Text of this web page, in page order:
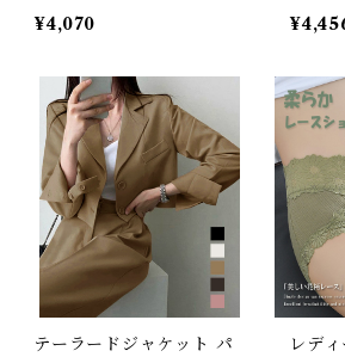
¥4,070
テーラードジャケット パ
レデ